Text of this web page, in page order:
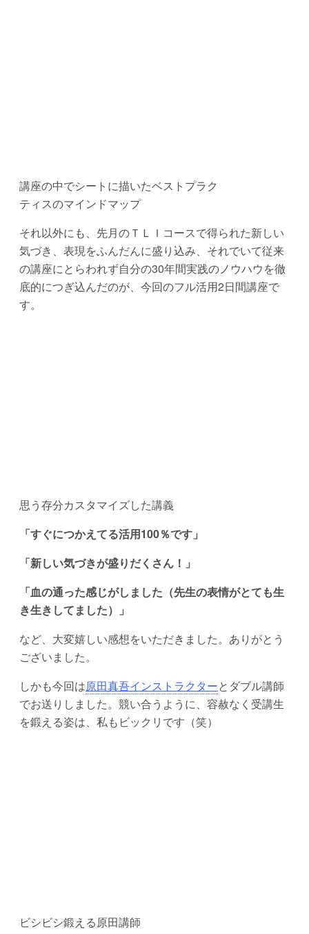
講座の中でシートに描いたベストプラク
ティスのマインドマップ
それ以外にも、先月のＴＬＩコースで得られた新しい
気づき、表現をふんだんに盛り込み、それでいて従来
の講座にとらわれず自分の30年間実践のノウハウを徹
底的につぎ込んだのが、今回のフル活用2日間講座で
す。
思う存分カスタマイズした講義
「すぐにつかえてる活用100％です」
「新しい気づきが盛りだくさん！」
「血の通った感じがしました（先生の表情がとても生
き生きしてました）」
など、大変嬉しい感想をいただきました。ありがとう
ございました。
しかも今回は原田真吾インストラクターとダブル講師
でお送りしました。競い合うように、容赦なく受講生
を鍛える姿は、私もビックリです（笑）
ビシビシ鍛える原田講師